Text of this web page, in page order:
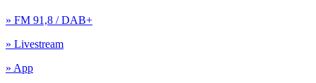
» FM 91,8 / DAB+
» Livestream
» App